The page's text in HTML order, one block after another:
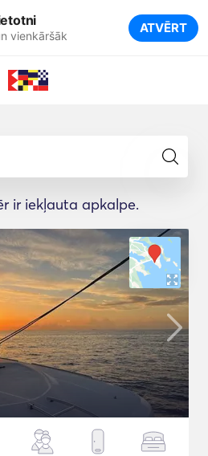
vienkāršāk ATVĒRT
ir iekļauta apkalpe.